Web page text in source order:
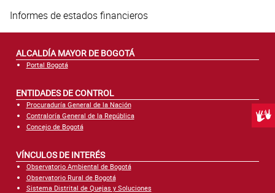
Informes de estados financieros
ALCALDÍA MAYOR DE BOGOTÁ
Portal Bogotá
ENTIDADES DE CONTROL
Procuraduría General de la Nación
Contraloría General de la República
Concejo de Bogotá
VÍNCULOS DE INTERÉS
Observatorio Ambiental de Bogotá
Observatorio Rural de Bogotá
Sistema Distrital de Quejas y Soluciones